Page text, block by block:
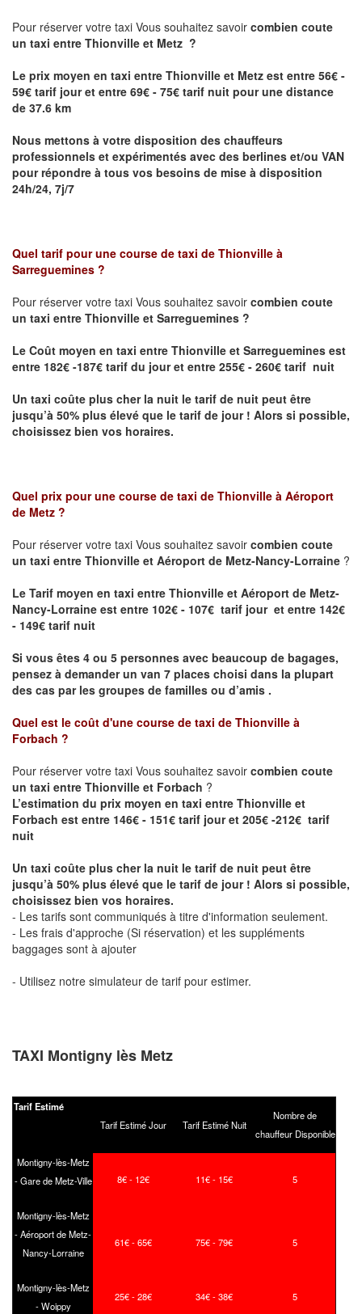
Pour réserver votre taxi Vous souhaitez savoir combien coute
un taxi entre Thionville et Metz ?
Le prix moyen en taxi entre Thionville et Metz est entre 56€ -
59€ tarif jour et entre 69€ - 75€ tarif nuit pour une distance
de 37.6 km
Nous mettons à votre disposition des chauffeurs
professionnels et expérimentés avec des berlines et/ou VAN
pour répondre à tous vos besoins de mise à disposition
24h/24, 7j/7
Quel tarif pour une course de taxi de Thionville à
Sarreguemines ?
Pour réserver votre taxi Vous souhaitez savoir combien coute
un taxi entre Thionville et Sarreguemines ?
Le Coût moyen en taxi entre Thionville et Sarreguemines est
entre 182€ -187€ tarif du jour et entre 255€ - 260€ tarif nuit
Un taxi coûte plus cher la nuit le tarif de nuit peut être
jusqu’à 50% plus élevé que le tarif de jour ! Alors si possible,
choisissez bien vos horaires.
Quel prix pour une course de taxi de Thionville à Aéroport
de Metz ?
Pour réserver votre taxi Vous souhaitez savoir combien coute
un taxi entre Thionville et Aéroport de Metz-Nancy-Lorraine ?
Le Tarif moyen en taxi entre Thionville et Aéroport de Metz-
Nancy-Lorraine est entre 102€ - 107€ tarif jour et entre 142€
- 149€ tarif nuit
Si vous êtes 4 ou 5 personnes avec beaucoup de bagages,
pensez à demander un van 7 places choisi dans la plupart
des cas par les groupes de familles ou d’amis .
Quel est le coût d'une course de taxi de Thionville à
Forbach ?
Pour réserver votre taxi Vous souhaitez savoir combien coute
un taxi entre Thionville et Forbach ?
L’estimation du prix moyen en taxi entre Thionville et
Forbach est entre 146€ - 151€ tarif jour et 205€ -212€ tarif
nuit
Un taxi coûte plus cher la nuit le tarif de nuit peut être
jusqu’à 50% plus élevé que le tarif de jour ! Alors si possible,
choisissez bien vos horaires.
- Les tarifs sont communiqués à titre d'information seulement.
- Les frais d'approche (Si réservation) et les suppléments
baggages sont à ajouter
- Utilisez notre simulateur de tarif pour estimer.
TAXI Montigny lès Metz
Tarif Estimé
Tarif Estimé Jour
Tarif Estimé Nuit
Nombre de
chauffeur Disponible
Montigny-lès-Metz
- Gare de Metz-Ville
8€ - 12€ 11€ - 15€ 5
Montigny-lès-Metz
- Aéroport de Metz-
Nancy-Lorraine
61€ - 65€ 75€ - 79€ 5
Montigny-lès-Metz
- Woippy
25€ - 28€ 34€ - 38€ 5